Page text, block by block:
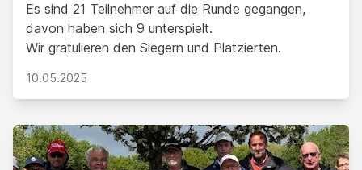
Es sind 21 Teilnehmer auf die Runde gegangen,
davon haben sich 9 unterspielt.
Wir gratulieren den Siegern und Platzierten.
10.05.2025